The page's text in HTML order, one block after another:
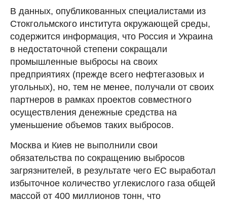
В данных, опубликованных специалистами из
Стокгольмского института окружающей среды,
содержится информация, что Россия и Украина
в недостаточной степени сокращали
промышленные выбросы на своих
предприятиях (прежде всего нефтегазовых и
угольных), но, тем не менее, получали от своих
партнеров в рамках проектов совместного
осуществления денежные средства на
уменьшение объемов таких выбросов.
Москва и Киев не выполнили свои
обязательства по сокращению выбросов
загрязнителей, в результате чего ЕС выработал
избыточное количество углекислого газа общей
массой от 400 миллионов тонн, что